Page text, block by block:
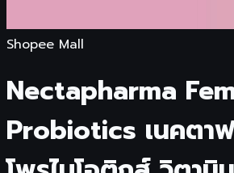
Shopee Mall
Nectapharma
Probiotics เนคตา